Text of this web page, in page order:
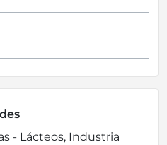
- Lácteos, Industria